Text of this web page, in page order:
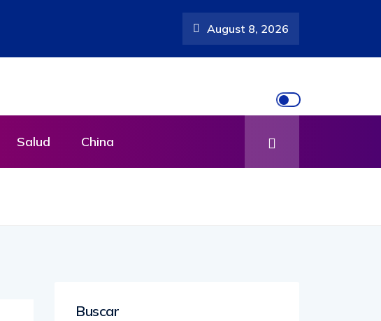
August 8, 2026
Salud China
Buscar